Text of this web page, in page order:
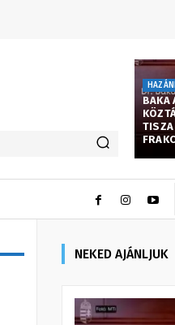
BAKA
TISZA
NEKED AJÁNLJUK